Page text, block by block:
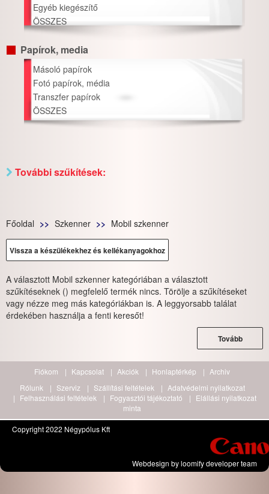
Egyéb kiegészítő
ÖSSZES
Papírok, media
Másoló papírok
Fotó papírok, média
Transzfer papírok
ÖSSZES
További szűkítések:
Főoldal Szkenner Mobil szkenner
Vissza a készülékekhez és kellékanyagokhoz
A választott Mobil szkenner kategóriában a választott
szűkítéseknek () megfelelő termék nincs. Törölje a szűkítéseket
vagy nézze meg más kategóriákban is. A leggyorsabb találat
érdekében használja a fenti keresőt!
Tovább
Fiókom Kapcsolat Akciók Honlaptérkép
Archiv
Rólunk
Szerviz Szállítási feltételek
Adatvédelmi nyilatkozat
Felhasználási feltételek
Fogyasztói tájékoztató
Elállási nyilatkozat
minta
Copyright 2022 Négypólus Kft
Webdesign by loomify developer team